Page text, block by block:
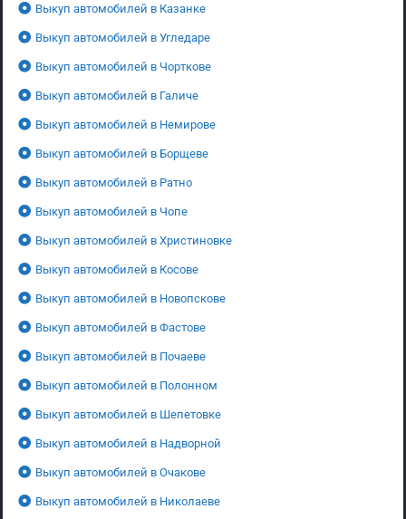
Выкуп автомобилей в Казанке
Выкуп автомобилей в Угледаре
Выкуп автомобилей в Чорткове
Выкуп автомобилей в Галиче
Выкуп автомобилей в Немирове
Выкуп автомобилей в Борщеве
Выкуп автомобилей в Ратно
Выкуп автомобилей в Чопе
Выкуп автомобилей в Христиновке
Выкуп автомобилей в Косове
Выкуп автомобилей в Новопскове
Выкуп автомобилей в Фастове
Выкуп автомобилей в Почаеве
Выкуп автомобилей в Полонном
Выкуп автомобилей в Шепетовке
Выкуп автомобилей в Надворной
Выкуп автомобилей в Очакове
Выкуп автомобилей в Николаеве